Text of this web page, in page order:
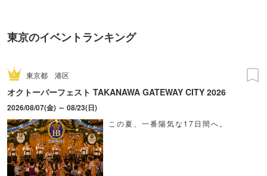
東京のイベントランキング
東京都 港区
オクトーバーフェスト TAKANAWA GATEWAY CITY 2026
2026/08/07(金) ～ 08/23(日)
この夏、一番陽気な17日間へ。